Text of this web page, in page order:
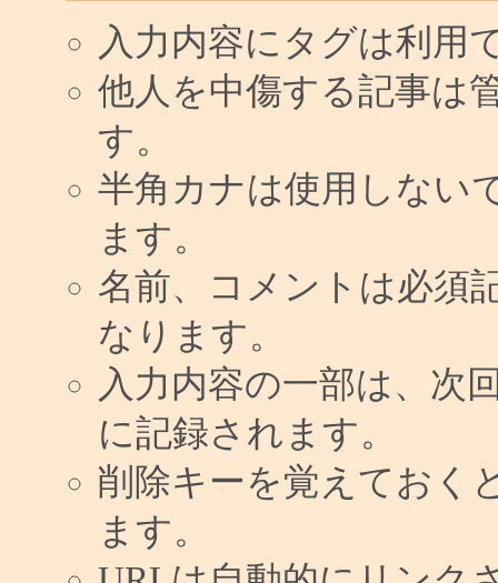
入力内容にタグは利用
他人を中傷する記事は
す。
半角カナは使用しない
ます。
名前、コメントは必須
なります。
入力内容の一部は、次
に記録されます。
削除キーを覚えておく
ます。